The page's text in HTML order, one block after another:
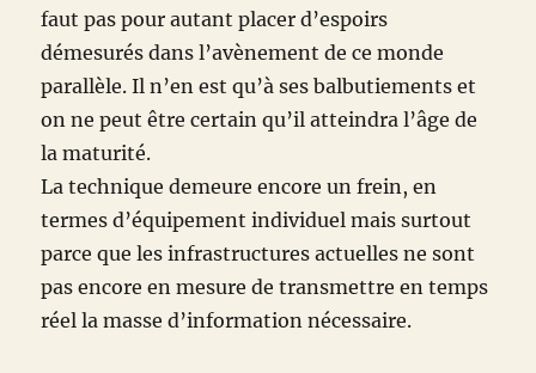
faut pas pour autant placer d’espoirs
démesurés dans l’avènement de ce monde
parallèle. Il n’en est qu’à ses balbutiements et
on ne peut être certain qu’il atteindra l’âge de
la maturité.
La technique demeure encore un frein, en
termes d’équipement individuel mais surtout
parce que les infrastructures actuelles ne sont
pas encore en mesure de transmettre en temps
réel la masse d’information nécessaire.